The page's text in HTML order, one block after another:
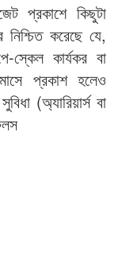
প্রকাশে কিছুটা
করেছে যে,
কার্যকর বা
প্রকাশ হলেও
(অ্যারিয়ার্স বা